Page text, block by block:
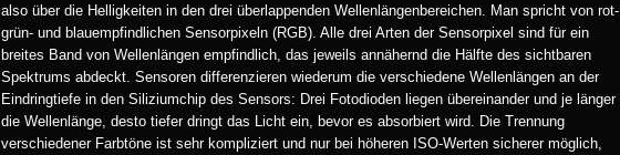
also über die Helligkeiten in den drei überlappenden Wellenlängenbereichen. Man spricht von rot-,
grün- und blauempfindlichen Sensorpixeln (RGB). Alle drei Arten der Sensorpixel sind für ein
breites Band von Wellenlängen empfindlich, das jeweils annähernd die Hälfte des sichtbaren
Spektrums abdeckt. Sensoren differenzieren wiederum die verschiedene Wellenlängen an der
Eindringtiefe in den Siliziumchip des Sensors: Drei Fotodioden liegen übereinander und je länger
die Wellenlänge, desto tiefer dringt das Licht ein, bevor es absorbiert wird. Die Trennung
verschiedener Farbtöne ist sehr kompliziert und nur bei höheren ISO-Werten sicherer möglich,